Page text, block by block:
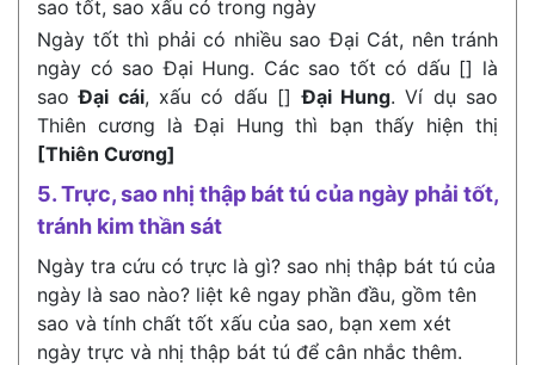
sao tốt, sao xấu có trong ngày
Ngày tốt thì phải có nhiều sao Đại Cát, nên tránh
ngày có sao Đại Hung. Các sao tốt có dấu [] là
saoĐại cái, xấu có dấu []Đại Hung. Ví dụ sao
Thiên cương là Đại Hung thì bạn thấy hiện thị
[Thiên Cương]
5. Trực, sao nhị thập bát tú của ngày phải tốt,
tránh kim thần sát
Ngày tra cứu có trực là gì? sao nhị thập bát tú của
ngày là sao nào? liệt kê ngay phần đầu, gồm tên
sao và tính chất tốt xấu của sao, bạn xem xét
ngày trực và nhị thập bát tú để cân nhắc thêm.